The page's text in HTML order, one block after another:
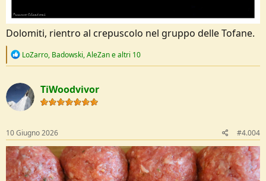
Dolomiti, rientro al crepuscolo nel gruppo delle Tofane.
R
c
t
i
o
s
:
LoZarro, Badowski,AleZane altri 10
TiWoodvivor
10 Giugno 2026 #4.004